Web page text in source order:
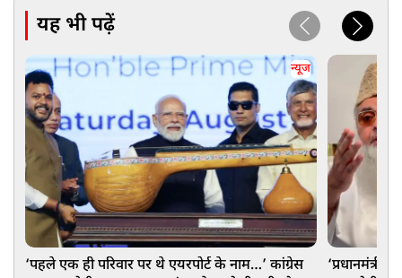
यह भी पढ़ें
न्यूज
‘पहले एक ही परिवार पर थे एयरपोर्ट के नाम…’ कांग्रेस